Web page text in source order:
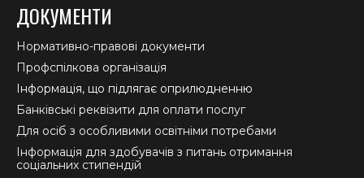
ДОКУМЕНТИ
Нормативно-правові документи
Профспілкова організація
Інформація, що підлягає оприлюдненню
Банківські реквізити для оплати послуг
Для осіб з особливими освітніми потребами
Інформація для здобувачів з питань отримання
соціальних стипендій